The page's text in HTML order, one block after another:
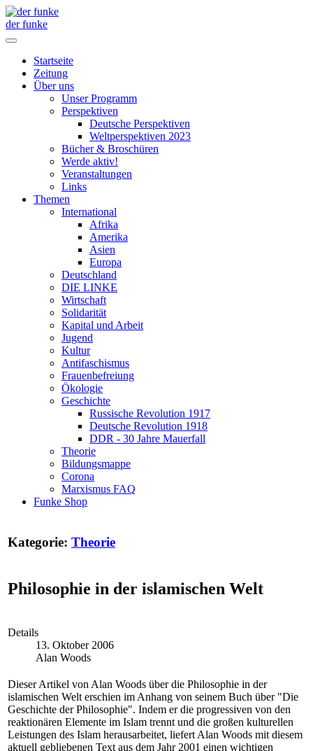
der funke
Startseite
Zeitung
Über uns
Unser Programm
Perspektiven
Deutsche Perspektiven
Weltperspektiven 2023
Bücher & Broschüren
Werde aktiv!
Veranstaltungen
Links
Themen
International
Afrika
Amerika
Asien
Europa
Deutschland
DIE LINKE
Wirtschaft
Solidarität
Kapital und Arbeit
Jugend
Kultur
Antifaschismus
Frauenbefreiung
Ökologie
Geschichte
Russische Revolution 1917
Deutsche Revolution 1918
DDR - 30 Jahre Mauerfall
Theorie
Bildungsmappe
Corona
Marxismus FAQ
Funke Shop
Kategorie: Theorie
Philosophie in der islamischen Welt
Details
13. Oktober 2006
Alan Woods
Dieser Artikel von Alan Woods über die Philosophie in der
islamischen Welt erschien im Anhang von seinem Buch über "Die
Geschichte der Philosophie". Indem er die progressiven von den
reaktionären Elemente im Islam trennt und die großen kulturellen
Leistungen des Islam herausarbeitet, liefert Alan Woods mit diesem
aktuell gebliebenen Text aus dem Jahr 2001 einen wichtigen